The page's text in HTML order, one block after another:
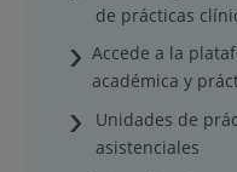
de prácticas
Accede a la
académica y
Unidades de
asistenciales